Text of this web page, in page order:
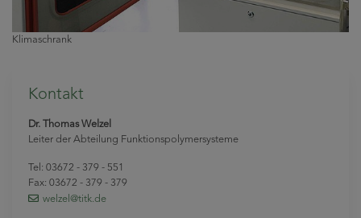
Klimaschrank
Kontakt
Dr. Thomas Welzel
Leiter der Abteilung Funktionspolymersysteme
Tel: 03672 - 379 - 551
Fax: 03672 - 379 - 379
welzel @titk.de